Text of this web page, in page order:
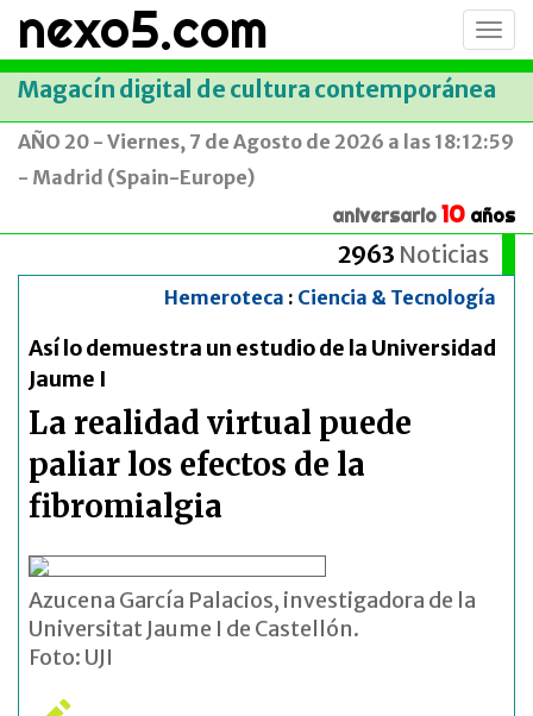
nexo5.com
Magacín digital de cultura contemporánea
AÑO 20 - Viernes, 7 de Agosto de 2026 a las 18:12:59
- Madrid (Spain-Europe)
aniversario 10 años
2963 Noticias
Hemeroteca : Ciencia & Tecnología
Así lo demuestra un estudio de la Universidad
Jaume I
La realidad virtual puede
paliar los efectos de la
fibromialgia
Azucena García Palacios, investigadora de la
Universitat Jaume I de Castellón.
Foto: UJI